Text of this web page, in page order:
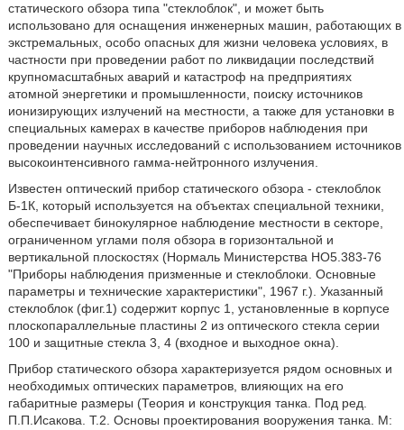
статического обзора типа "стеклоблок", и может быть
использовано для оснащения инженерных машин, работающих в
экстремальных, особо опасных для жизни человека условиях, в
частности при проведении работ по ликвидации последствий
крупномасштабных аварий и катастроф на предприятиях
атомной энергетики и промышленности, поиску источников
ионизирующих излучений на местности, а также для установки в
специальных камерах в качестве приборов наблюдения при
проведении научных исследований с использованием источников
высокоинтенсивного гамма-нейтронного излучения.
Известен оптический прибор статического обзора - стеклоблок
Б-1К, который используется на объектах специальной техники,
обеспечивает бинокулярное наблюдение местности в секторе,
ограниченном углами поля обзора в горизонтальной и
вертикальной плоскостях (Нормаль Министерства НО5.383-76
"Приборы наблюдения призменные и стеклоблоки. Основные
параметры и технические характеристики", 1967 г.). Указанный
стеклоблок (фиг.1) содержит корпус 1, установленные в корпусе
плоскопараллельные пластины 2 из оптического стекла серии
100 и защитные стекла 3, 4 (входное и выходное окна).
Прибор статического обзора характеризуется рядом основных и
необходимых оптических параметров, влияющих на его
габаритные размеры (Теория и конструкция танка. Под ред.
П.П.Исакова. Т.2. Основы проектирования вооружения танка. М: